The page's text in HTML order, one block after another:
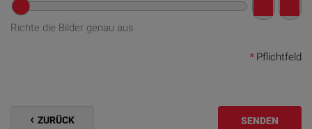
Richte die Bilder genau aus
*Pflichtfeld
ZURÜCK SENDEN